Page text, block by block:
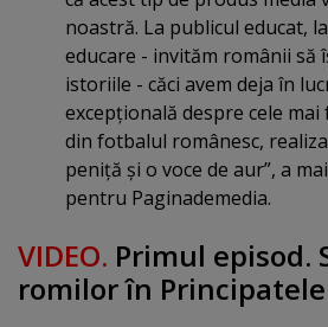
noastră. La publicul educat,
educare - invităm românii să
istoriile - căci avem deja în
excepţională despre cele
din fotbalul românesc,
peniţă şi o voce de aur”, a
pentru Paginademedia.
VIDEO. Primul episod.
romilor în